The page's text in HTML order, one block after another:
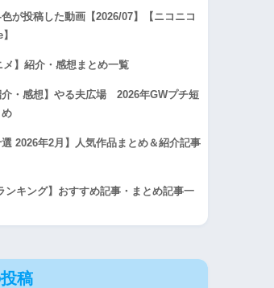
色が投稿した動画【2026/07】【ニコニコ
メ】紹介・感想まとめ一覧
介・感想】やる夫広場 2026年GWプチ短
選 2026年2月】人気作品まとめ＆紹介記事
ンキング】おすすめ記事・まとめ記事一
稿